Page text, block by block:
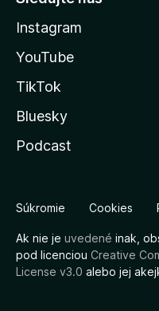
Instagram
YouTube
TikTok
Bluesky
Podcast
Súkromie Cookies
Ak nie je uvedené inak,
pod licenciou Creative
License v3.0 alebo jej